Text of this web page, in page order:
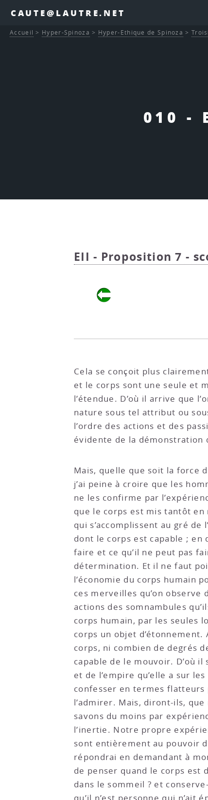
CAUTE@LAUTRE.NET
010 -
Accueil > Hyper-Spinoza > Hyper-Ethique de Spinoza >
EII - Proposition 7 -
Cela se conçoit plus
et le corps sont une seule et
l’étendue. D’où il arrive que
nature sous tel attribut ou
l’ordre des actions et des
évidente de la démonstration
Mais, quelle que soit la force
j’ai peine à croire que les
ne les confirme par
que le corps est mis tantôt
qui s’accomplissent au gré
dont le corps est capable ; en
faire et ce qu’il ne peut pas
détermination. Et il ne faut
l’économie du corps humain
ces merveilles qu’on observe
actions des somnambules
corps humain, par les seules
corps un objet
corps, ni combien de degrés
capable de le mouvoir. D’où
et de l’empire qu’elle a sur
confesser en termes flatteurs
l’admirer. Mais, diront-ils,
savons du moins par
l’inertie. Notre propre
sont entièrement au pouvoir
répondrai en demandant à
de penser quand le corps est
dans le sommeil ? et
qu’il n’est personne qui n’ait